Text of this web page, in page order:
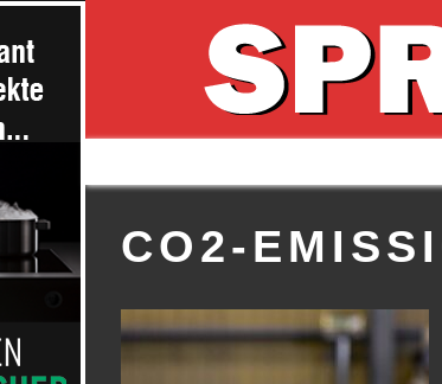
CO2-